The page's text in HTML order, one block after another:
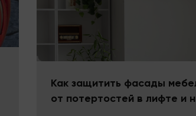
Как защитить фасады
от потертостей в лифте и